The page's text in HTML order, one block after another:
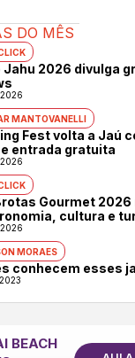
DO MÊS
Jahu 2026 divulga
MANTOVANELLI
Fest volta a Jaú
entrada gratuita
Gourmet 2026
cultura e
MORAES
conhecem esses
BEACH